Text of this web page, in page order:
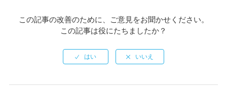
この記事の改善のために、ご意見をお聞かせください。
この記事は役にたちましたか？